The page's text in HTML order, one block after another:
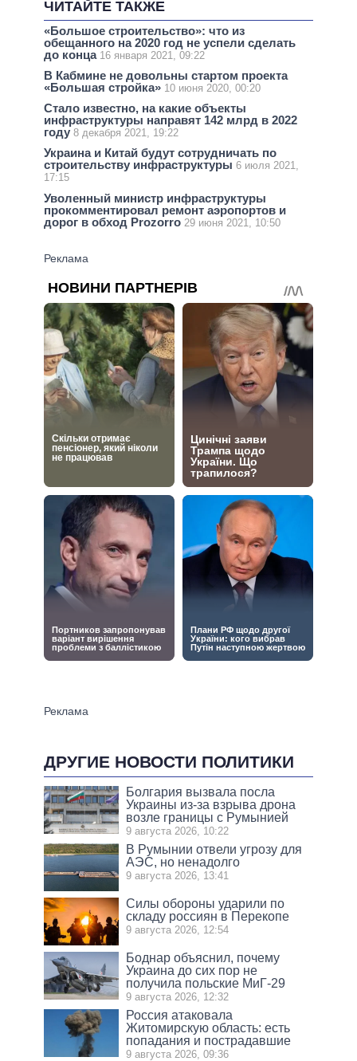
ЧИТАЙТЕ ТАКЖЕ
«Большое строительство»: что из
обещанного на 2020 год не успели сделать
до конца 16 января 2021, 09:22
В Кабмине не довольны стартом проекта
«Большая стройка» 10 июня 2020, 00:20
Стало известно, на какие объекты
инфраструктуры направят 142 млрд в 2022
году 8 декабря 2021, 19:22
Украина и Китай будут сотрудничать по
строительству инфраструктуры 6 июля 2021,
17:15
Уволенный министр инфраструктуры
прокомментировал ремонт аэропортов и
дорог в обход Prozorro 29 июня 2021, 10:50
ДРУГИЕ НОВОСТИ ПОЛИТИКИ
Болгария вызвала посла
Украины из-за взрыва дрона
возле границы с Румынией
9 августа 2026, 10:22
В Румынии отвели угрозу для
АЭС, но ненадолго
9 августа 2026, 13:41
Силы обороны ударили по
складу россиян в Перекопе
9 августа 2026, 12:54
Боднар объяснил, почему
Украина до сих пор не
получила польские МиГ-29
9 августа 2026, 12:32
Россия атаковала
Житомирскую область: есть
попадания и пострадавшие
9 августа 2026, 09:36